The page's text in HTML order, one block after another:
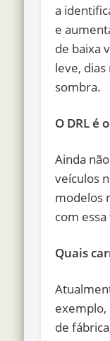
a
e
de baixa
leve,
sombra.
O DRL é
Ainda
veículos
modelos
com
Quais
exemplo,
de